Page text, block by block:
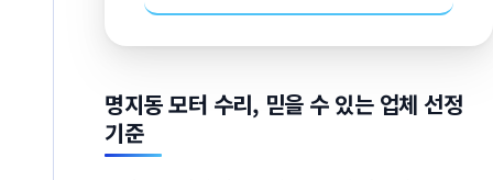
명지동 모터 수리, 믿을 수 있는 업체 선정
기준